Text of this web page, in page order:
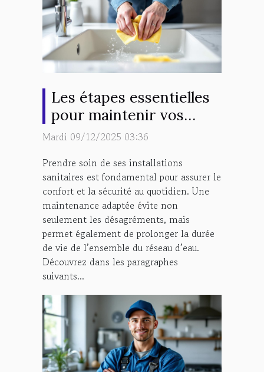
Les étapes essentielles
pour maintenir vos
installations sanitaires
Mardi 09/12/2025 03:36
Prendre soin de ses installations
sanitaires est fondamental pour assurer le
confort et la sécurité au quotidien. Une
maintenance adaptée évite non
seulement les désagréments, mais
permet également de prolonger la durée
de vie de l’ensemble du réseau d’eau.
Découvrez dans les paragraphes
suivants...